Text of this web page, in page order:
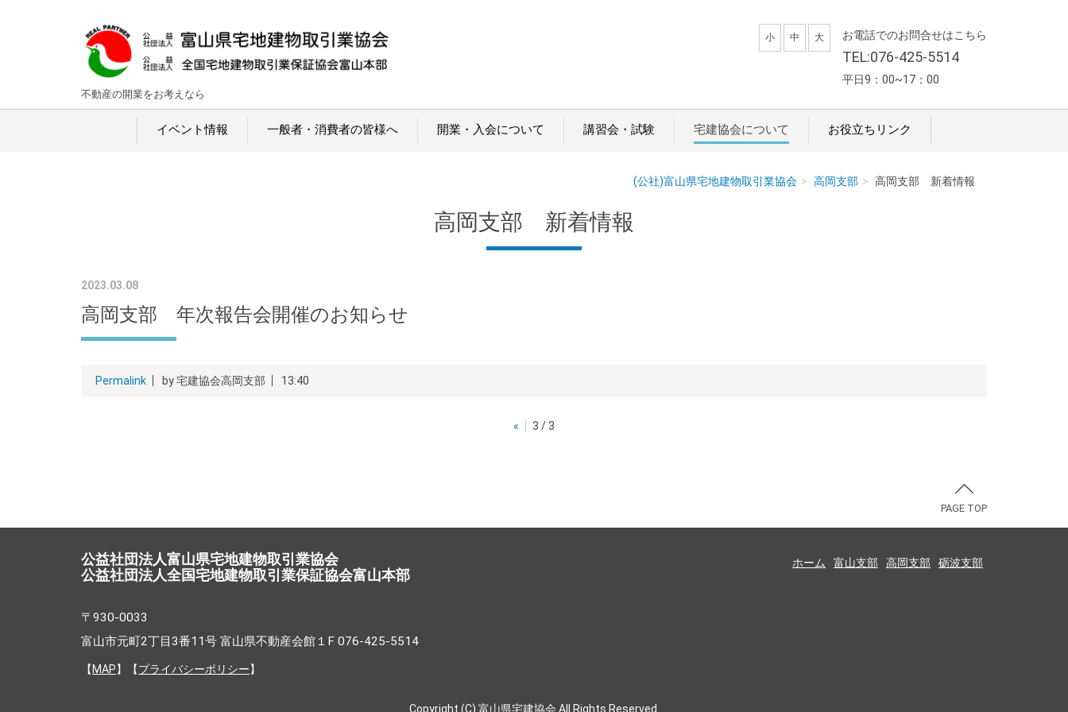
不動産の開業をお考えなら
お電話でのお問合せはこちら
TEL:076-425-5514
平日9：00~17：00
小 中 大
イベント情報 一般者・消費者の皆様へ 開業・入会について 講習会・試験 宅建協会について お役立ちリンク
(公社)富山県宅地建物取引業協会 高岡支部 高岡支部 新着情報
高岡支部 新着情報
2023.03.08
高岡支部 年次報告会開催のお知らせ
Permalink by 宅建協会高岡支部 13:40
« 3 / 3
PAGE TOP
公益社団法人富山県宅地建物取引業協会
公益社団法人全国宅地建物取引業保証協会富山本部
〒930-0033
富山市元町2丁目3番11号 富山県不動産会館１F 076-425-5514
【 MAP】【プライバシーポリシー】
ホーム 富山支部 高岡支部 砺波支部
Copyright (C) 富山県宅建協会 All Rights Reserved.